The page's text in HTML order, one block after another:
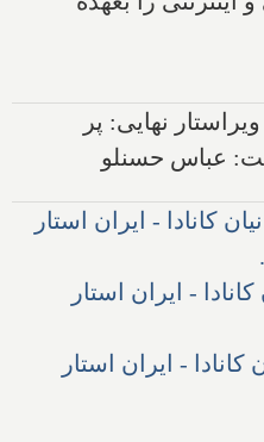
نهایی: پر
عباس حسنلو
کانادا - ایران استار
کانادا - ایران استار
کانادا - ایران استار